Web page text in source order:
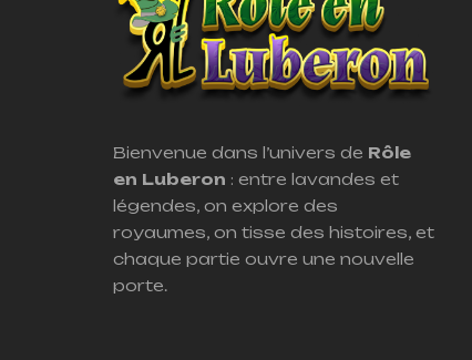
Bienvenue dans l’univers de Rôle
en Luberon : entre lavandes et
légendes, on explore des
royaumes, on tisse des histoires, et
chaque partie ouvre une nouvelle
porte.